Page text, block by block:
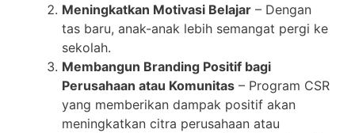
Meningkatkan Motivasi Belajar – Dengan
tas baru, anak-anak lebih semangat pergi ke
sekolah.
Membangun Branding Positif bagi
Perusahaan atau Komunitas – Program CSR
yang memberikan dampak positif akan
meningkatkan citra perusahaan atau